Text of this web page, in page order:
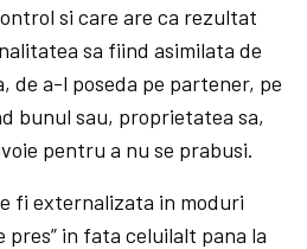
si care are ca rezultat
sa fiind asimilata de
de a-l poseda pe partener, pe
bunul sau, proprietatea sa,
pentru a nu se prabusi.
fi externalizata in moduri
pres” in fata celuilalt pana la